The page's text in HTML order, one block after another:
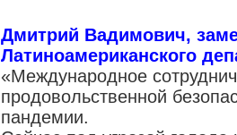
Дмитрий Вадимович,
Латиноамериканского
«Международное
продовольственной
пандемии.